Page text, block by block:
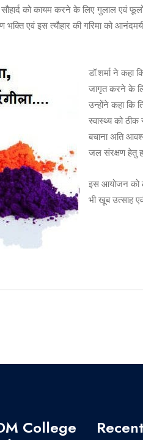
को कायम करने के लिए गुलाल एवं फूलों
एवं इस त्यौहार की गरिमा को
डॉ.शर्मा ने कहा
जागृत करने के
उन्होंने कहा कि
स्वास्थ्य को
बचाना अति
जल संरक्षण हेतु
इस आयोजन को
भी खूब उत्साह
College